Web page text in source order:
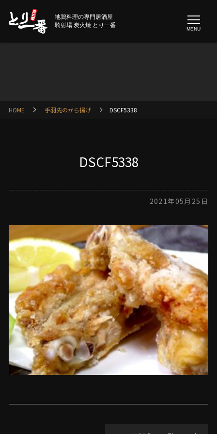
地鶏料理の専門居酒屋
騎射場 炭火焼 とり一番
MENU
HOME 手羽先のから揚げ DSCF5338
DSCF5338
2021年05月25日